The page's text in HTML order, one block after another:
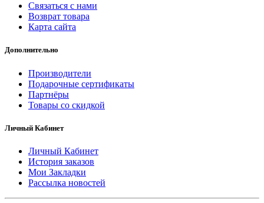
Связаться с нами
Возврат товара
Карта сайта
Дополнительно
Производители
Подарочные сертификаты
Партнёры
Товары со скидкой
Личный Кабинет
Личный Кабинет
История заказов
Мои Закладки
Рассылка новостей